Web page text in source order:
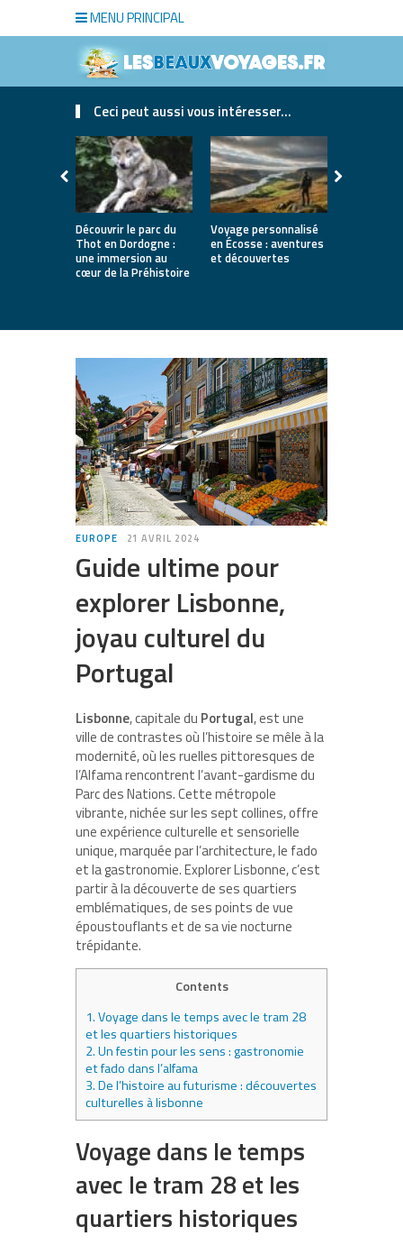
MENU PRINCIPAL
Ceci peut aussi vous intéresser...
Découvrir le parc du
Thot en Dordogne :
une immersion au
cœur de la Préhistoire
Voyage personnalisé
en Écosse : aventures
et découvertes
EUROPE 21 AVRIL 2024
Guide ultime pour
explorer Lisbonne,
joyau culturel du
Portugal
Lisbonne, capitale du Portugal, est une
ville de contrastes où l’histoire se mêle à la
modernité, où les ruelles pittoresques de
l’Alfama rencontrent l’avant-gardisme du
Parc des Nations. Cette métropole
vibrante, nichée sur les sept collines, offre
une expérience culturelle et sensorielle
unique, marquée par l’architecture, le fado
et la gastronomie. Explorer Lisbonne, c’est
partir à la découverte de ses quartiers
emblématiques, de ses points de vue
époustouflants et de sa vie nocturne
trépidante.
Contents
1.Voyage dans le temps avec le tram 28
et les quartiers historiques
2.Un festin pour les sens : gastronomie
et fado dans l’alfama
3.De l’histoire au futurisme : découvertes
culturelles à lisbonne
Voyage dans le temps
avec le tram 28 et les
quartiers historiques